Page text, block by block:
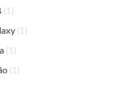
(1)
(1)
(1)
(1)